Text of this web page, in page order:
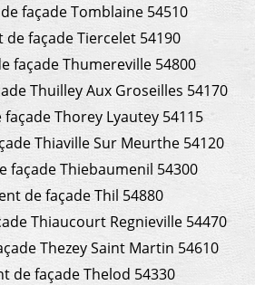
façade Tomblaine 54510
de façade Tiercelet 54190
façade Thumereville 54800
Thuilley Aux Groseilles 54170
Thorey Lyautey 54115
Thiaville Sur Meurthe 54120
façade Thiebaumenil 54300
de façade Thil 54880
Thiaucourt Regnieville 54470
Thezey Saint Martin 54610
de façade Thelod 54330